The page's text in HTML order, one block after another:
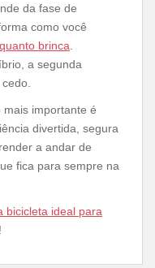
da fase de
como você
brinca
a segunda
importante é
divertida, segura
a andar de
fica para sempre na
bicicleta ideal para
!